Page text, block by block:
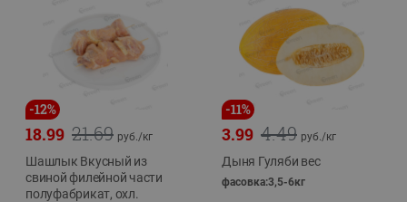
-12%
21.69
18.99 руб./кг
Шашлык Вкусный из
свиной филейной части
полуфабрикат, охл.
-11%
4.49
3.99 руб./кг
Дыня Гуляби вес
фасовка:3,5-6кг